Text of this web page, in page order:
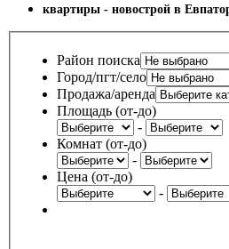
квартиры - новострой в
Район поиска
Город/пгт/село
Продажа/аренда
Площадь (от-до)
-
Комнат (от-до)
-
Цена (от-до)
-